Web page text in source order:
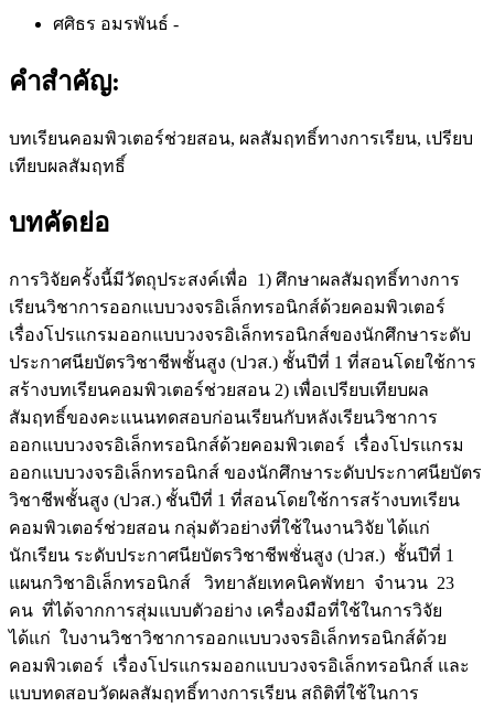
ศศิธร อมรพันธ์ -
คำสำคัญ:
บทเรียนคอมพิวเตอร์ช่วยสอน, ผลสัมฤทธิ์ทางการเรียน, เปรียบ
เทียบผลสัมฤทธิ์
บทคัดย่อ
การวิจัยครั้งนี้มีวัตถุประสงค์เพื่อ 1) ศึกษาผลสัมฤทธิ์ทางการ
เรียนวิชาการออกแบบวงจรอิเล็กทรอนิกส์ด้วยคอมพิวเตอร์
เรื่องโปรแกรมออกแบบวงจรอิเล็กทรอนิกส์ของนักศึกษาระดับ
ประกาศนียบัตรวิชาชีพชั้นสูง (ปวส.) ชั้นปีที่ 1 ที่สอนโดยใช้การ
สร้างบทเรียนคอมพิวเตอร์ช่วยสอน 2) เพื่อเปรียบเทียบผล
สัมฤทธิ์ของคะแนนทดสอบก่อนเรียนกับหลังเรียนวิชาการ
ออกแบบวงจรอิเล็กทรอนิกส์ด้วยคอมพิวเตอร์ เรื่องโปรแกรม
ออกแบบวงจรอิเล็กทรอนิกส์ ของนักศึกษาระดับประกาศนียบัตร
วิชาชีพชั้นสูง (ปวส.) ชั้นปีที่ 1 ที่สอนโดยใช้การสร้างบทเรียน
คอมพิวเตอร์ช่วยสอน กลุ่มตัวอย่างที่ใช้ในงานวิจัย ได้แก่
นักเรียน ระดับประกาศนียบัตรวิชาชีพชั่นสูง (ปวส.) ชั้นปีที่ 1
แผนกวิชาอิเล็กทรอนิกส์ วิทยาลัยเทคนิคพัทยา จำนวน 23
คน ที่ได้จากการสุ่มแบบตัวอย่าง เครื่องมือที่ใช้ในการวิจัย
ได้แก่ ใบงานวิชาวิชาการออกแบบวงจรอิเล็กทรอนิกส์ด้วย
คอมพิวเตอร์ เรื่องโปรแกรมออกแบบวงจรอิเล็กทรอนิกส์ และ
แบบทดสอบวัดผลสัมฤทธิ์ทางการเรียน สถิติที่ใช้ในการ